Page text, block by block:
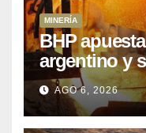
MINERÍA
BHP
argentino y
Kobrea para
AGO 6, 2026